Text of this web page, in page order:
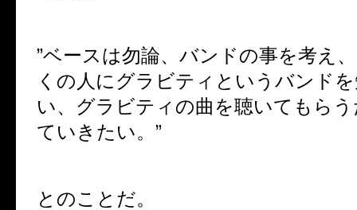
”ベースは勿論、バンドの事を考え
くの人にグラビティというバンド
い、グラビティの曲を聴いてもら
ていきたい。”
とのことだ。